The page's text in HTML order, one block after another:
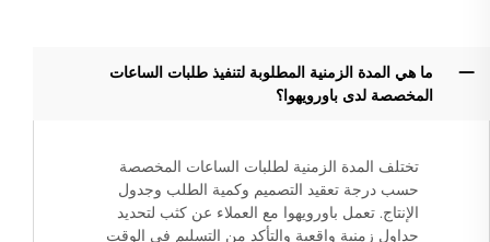
ما هي المدة الزمنية المطلوبة لتنفيذ طلبات الساعات
المخصصة لدى باورويهوا؟
تختلف المدة الزمنية لطلبات الساعات المخصصة
حسب درجة تعقيد التصميم وكمية الطلب وجدول
الإنتاج. تعمل باورويهوا مع العملاء عن كثب لتحديد
جداول زمنية واقعية والتأكد من التسليم في الوقت